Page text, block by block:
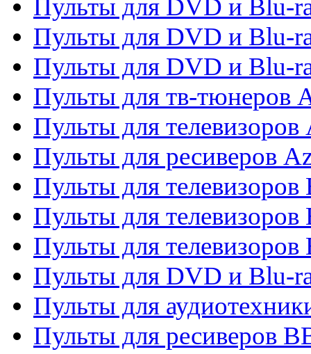
Пульты для DVD и Blu-
Пульты для DVD и Blu-
Пульты для DVD и Blu-
Пульты для тв-тюнеров
Пульты для телевизоров
Пульты для ресиверов
Пульты для
Пульты для
Пульты для
Пульты для DVD и Blu-
Пульты для
Пульты для ресиверов